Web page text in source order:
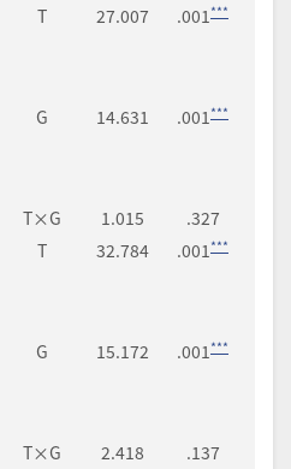
T 27.007 .001 ***
G 14.631 .001 ***
T×G
1.015
.327
T 32.784 .001 ***
G 15.172 .001 ***
T×G
2.418
.137